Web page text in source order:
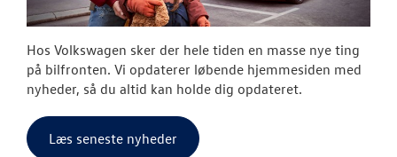
Hos Volkswagen sker der hele tiden en masse nye ting
på bilfronten. Vi opdaterer løbende hjemmesiden med
nyheder, så du altid kan holde dig opdateret.
Læs seneste nyheder